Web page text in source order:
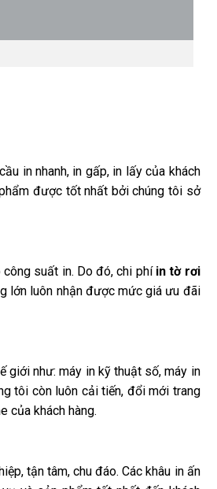
in nhanh, in gấp, in lấy của khách
được tốt nhất bởi chúng tôi sở
suất in. Do đó, chi phí in tờ rơi
lớn luôn nhận được mức giá ưu đãi
giới như: máy in kỹ thuật số, máy in
tôi còn luôn cải tiến, đổi mới trang
của khách hàng.
tận tâm, chu đáo. Các khâu in ấn